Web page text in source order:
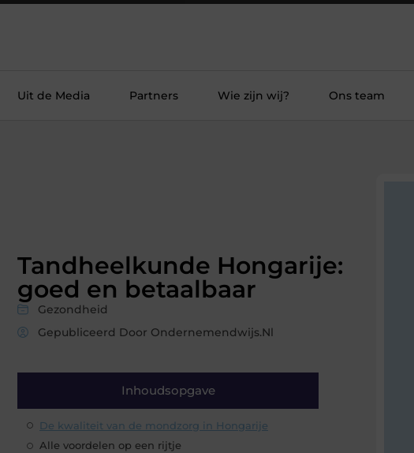
Uit de Media Partners Wie zijn wij? Ons team
Tandheelkunde Hongarije:
goed en betaalbaar
Gezondheid
Gepubliceerd Door Ondernemendwijs.nl
Inhoudsopgave
De kwaliteit van de mondzorg in Hongarije
Alle voordelen op een rijtje